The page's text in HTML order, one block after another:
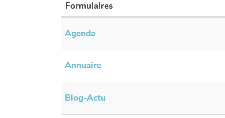
Formulaires
Agenda
Annuaire
Blog-Actu